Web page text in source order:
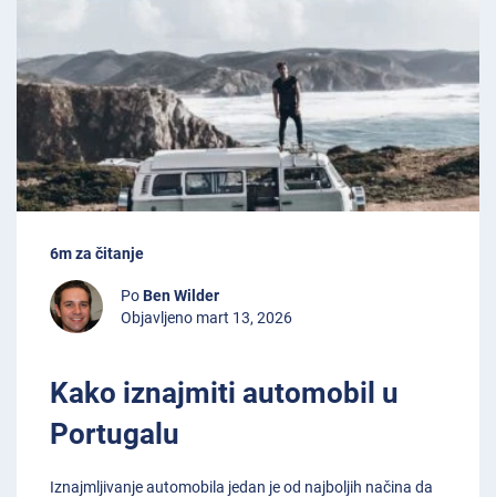
6m za čitanje
PoBen Wilder
Objavljeno mart 13, 2026
Kako iznajmiti automobil u
Portugalu
Iznajmljivanje automobila jedan je od najboljih načina da